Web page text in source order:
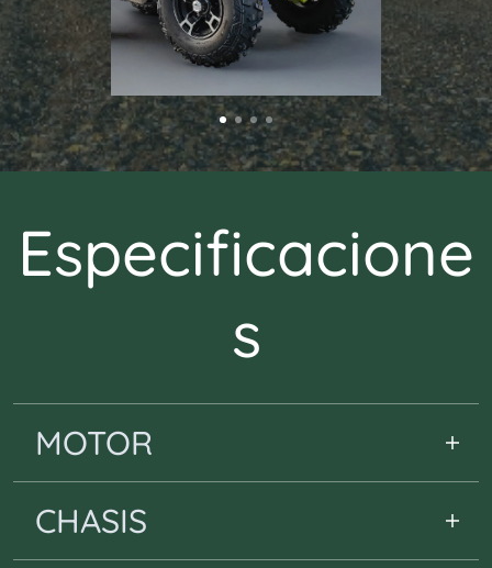
Especificacione
s
MOTOR
ALIMENTACIÓN Carburación
CHASIS